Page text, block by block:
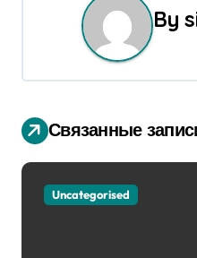
и
я
п
By
Связанные
Uncategorised